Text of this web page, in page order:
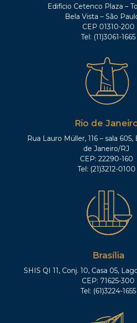
Edifício Cetenco Plaza –
Bela Vista – São
CEP 01310-200
Tel: (11)3061-1665
Rio de
Rua Lauro Müller, 116 – sala
de Janeiro/RJ
CEP: 22290-160
Tel: (21)3212-0100
Brasília
SHIS QI 11, Conj. 10, Casa 05,
CEP: 71625-300
Tel: (61)3224-1655